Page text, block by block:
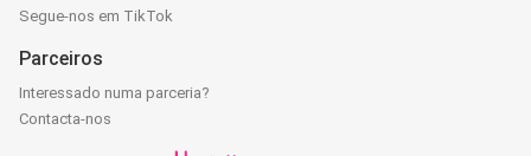
Segue-nos em TikTok
Parceiros
Interessado numa parceria?
Contacta-nos